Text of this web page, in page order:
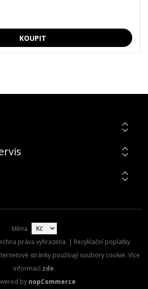
Měna
práva vyhrazena. | Recyklační poplatky
stránky používají soubory cookie. Více
informací zde.
by nopCommerce